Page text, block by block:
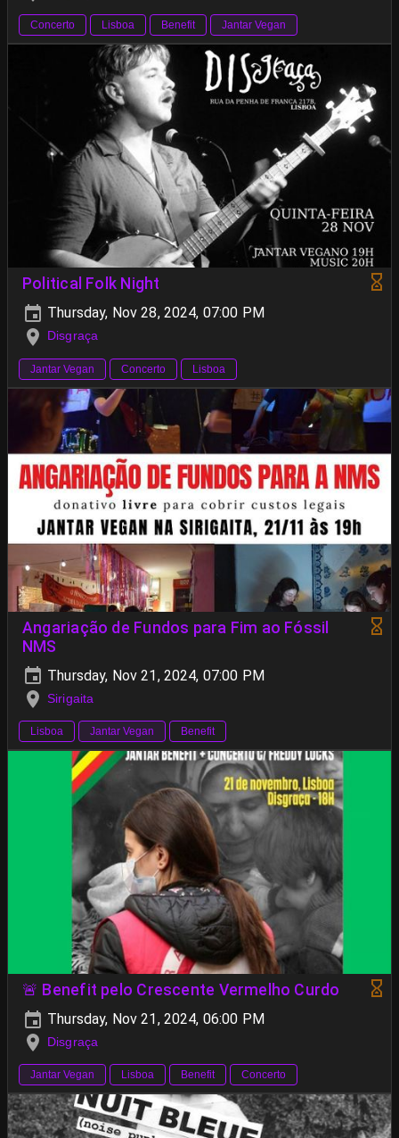
Concerto Lisboa Benefit Jantar Vegan
Political Folk Night
Thursday, Nov 28, 2024, 07:00 PM
Disgraça
Jantar Vegan Concerto Lisboa
Angariação de Fundos para Fim ao Fóssil
NMS
Thursday, Nov 21, 2024, 07:00 PM
Sirigaita
Lisboa Jantar Vegan Benefit
🚨 Benefit pelo Crescente Vermelho Curdo
Thursday, Nov 21, 2024, 06:00 PM
Disgraça
Jantar Vegan Lisboa Benefit Concerto